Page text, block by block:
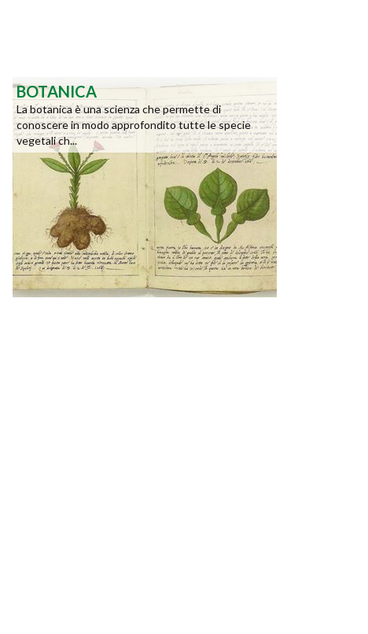
BOTANICA
La botanica è una scienza che permette di
conoscere in modo approfondito tutte le specie
vegetali ch...